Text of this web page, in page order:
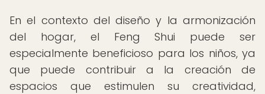
En el contexto del diseño y la armonización
del hogar, el Feng Shui puede ser
especialmente beneficioso para los niños, ya
que puede contribuir a la creación de
espacios que estimulen su creatividad,